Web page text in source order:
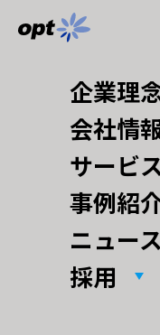
企業理
会社情
サービ
事例紹
ニュース
採用